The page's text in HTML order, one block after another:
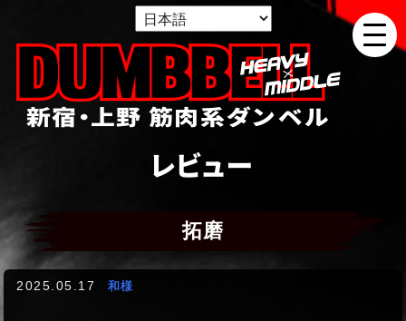
新宿・上野 筋肉系ダンベル
レビュー
拓磨
2025.05.17 和様